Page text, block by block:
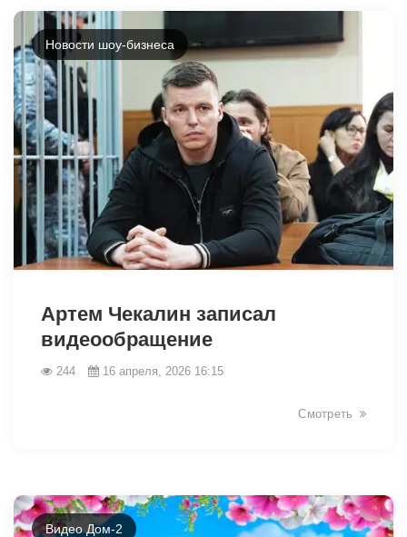
Новости шоу-бизнеса
Артем Чекалин записал
видеообращение
244 16 апреля, 2026 16:15
Смотреть
Видео Дом-2